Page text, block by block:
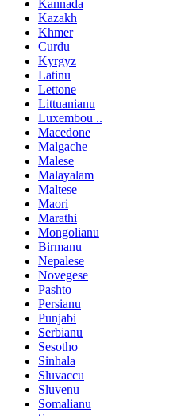
Kannada
Kazakh
Khmer
Curdu
Kyrgyz
Latinu
Lettone
Littuanianu
Luxembou ..
Macedone
Malgache
Malese
Malayalam
Maltese
Maori
Marathi
Mongolianu
Birmanu
Nepalese
Novegese
Pashto
Persianu
Punjabi
Serbianu
Sesotho
Sinhala
Sluvaccu
Sluvenu
Somalianu